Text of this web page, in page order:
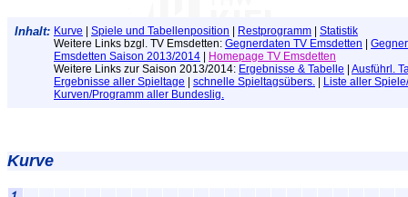
Inhalt: Kurve Spiele und Tabellenposition Restprogramm
Statistik
Weitere Links bzgl. TV Emsdetten: Gegnerdaten TV Emsdetten
Emsdetten Saison 2013/2014
Homepage TV Emsdetten
Weitere Links zur Saison 2013/2014: Ergebnisse & Tabelle
Ausführl.
Ergebnisse aller Spieltage
schnelle Spieltagsübers.
Liste aller
Kurven/Programm aller Bundeslig.
Kurve